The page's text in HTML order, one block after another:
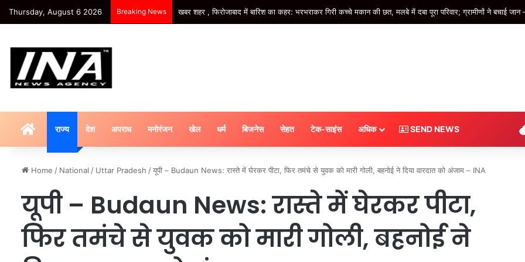
Thursday, August 6 2026 Breaking News खबर शहर , फिरोजाबाद में बारिश का कहर: भरभराकर गिरी कच्चे मकान की छत, मलबे में दबा पूरा परिवार; ग्रामीणों ने बचाई जान
HOMEराज्य देश अपराध मनोरंजन खेल धर्म बिजनेस सेहत टेक-साइंस अधिक SEND NEWS
Home / National / Uttar Pradesh /यूपी – Budaun News: रास्ते में घेरकर पीटा, फिर तमंचे से युवक को मारी गोली, बहनोई ने दिया वारदात को अंजाम – INA
यूपी – Budaun News: रास्ते में घेरकर पीटा,
फिर तमंचे से युवक को मारी गोली, बहनोई ने